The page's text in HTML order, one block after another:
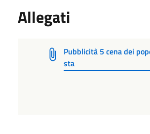
Allegati
Pubblicità 5 cena dei
sta